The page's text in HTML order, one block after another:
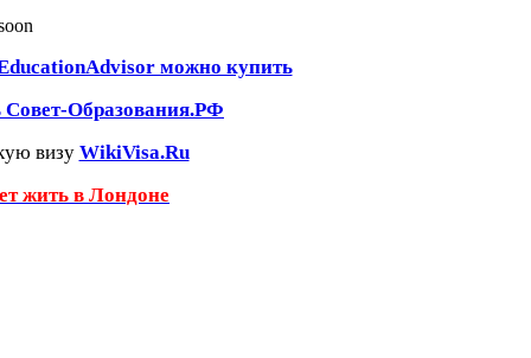
можно купить
Совет-Образования.РФ
визу WikiVisa.Ru
жить в Лондоне